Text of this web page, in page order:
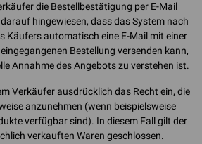
die Bestellbestätigung per E-Mail
hingewiesen, dass das System nach
Käufers automatisch eine E-Mail mit einer
Bestellung versenden kann,
Annahme des Angebots zu verstehen ist.
Verkäufer ausdrücklich das Recht ein, die
anzunehmen (wenn beispielsweise
verfügbar sind). In diesem Fall gilt der
verkauften Waren geschlossen.